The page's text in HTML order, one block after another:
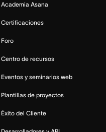
Academia Asana
Certificaciones
Foro
Centro de recursos
Eventos y seminarios web
Plantillas de proyectos
Éxito del Cliente